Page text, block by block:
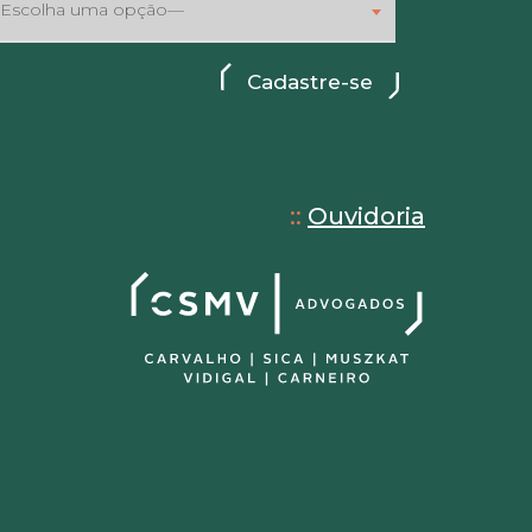
uma opção—
:: Ouvidoria